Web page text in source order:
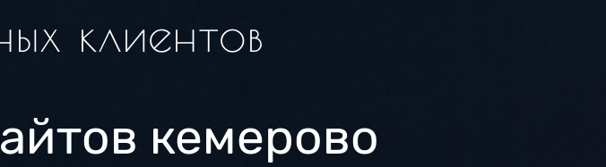
клиентов
кемерово